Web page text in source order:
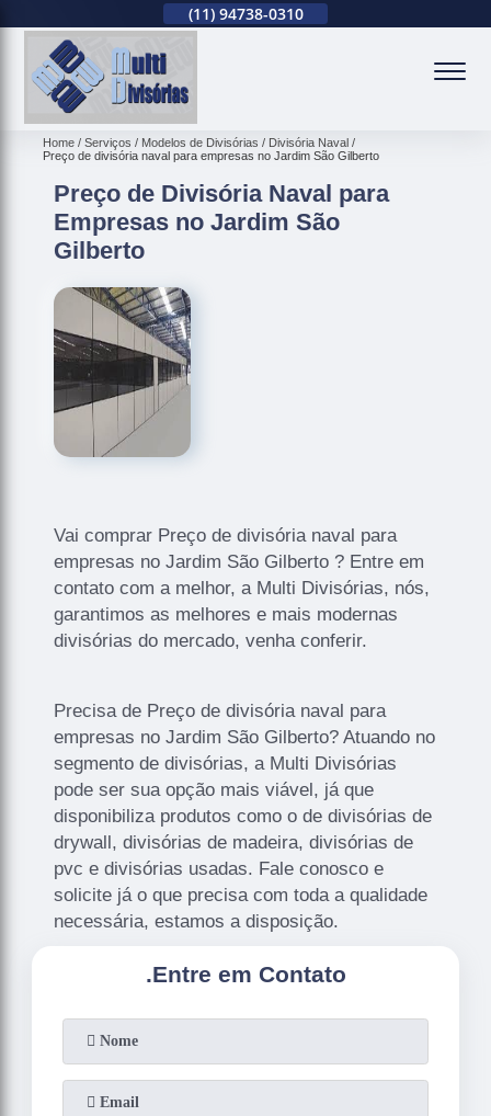
(11) 94738-0310
Home Serviços Modelos de Divisórias
Divisória Naval
Preço de divisória naval para empresas no Jardim São Gilberto
Preço de Divisória Naval para
Empresas no Jardim São
Gilberto
Vai comprar Preço de divisória naval para
empresas no Jardim São Gilberto ? Entre em
contato com a melhor, a Multi Divisórias, nós,
garantimos as melhores e mais modernas
divisórias do mercado, venha conferir.
Precisa de Preço de divisória naval para
empresas no Jardim São Gilberto? Atuando no
segmento de divisórias, a Multi Divisórias
pode ser sua opção mais viável, já que
disponibiliza produtos como o de divisórias de
drywall, divisórias de madeira, divisórias de
pvc e divisórias usadas. Fale conosco e
solicite já o que precisa com toda a qualidade
necessária, estamos a disposição.
.Entre em Contato